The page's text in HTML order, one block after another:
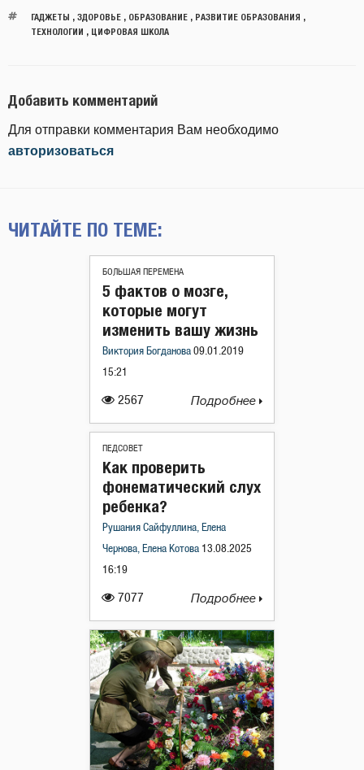
ГАДЖЕТЫ ЗДОРОВЬЕ, ОБРАЗОВАНИЕ, РАЗВИТИЕ ОБРАЗОВАНИЯ
ТЕХНОЛОГИИ
ЦИФРОВАЯ ШКОЛА
Добавить комментарий
Для отправки комментария Вам необходимо
авторизоваться
ЧИТАЙТЕ ПО ТЕМЕ:
БОЛЬШАЯ ПЕРЕМЕНА
2567
5 фактов о мозге,
которые могут
изменить вашу жизнь
Виктория Богданова 09.01.2019
15:21
Подробнее
ПЕДСОВЕТ
7077
Как проверить
фонематический слух
ребенка?
Рушания Сайфуллина, Елена
Чернова, Елена Котова 13.08.2025
16:19
Подробнее